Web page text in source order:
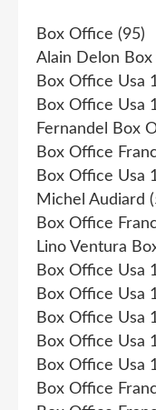
Box Office (95)
Alain Delon
Box Office Usa
Box Office Usa
Fernandel Box
Box Office
Box Office Usa
Michel Audiard
Box Office
Lino Ventura
Box Office Usa
Box Office Usa
Box Office Usa
Box Office Usa
Box Office Usa
Box Office